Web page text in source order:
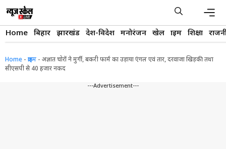
content
Home बिहार झारखंड देश-विदेश मनोरंजन खेल क्राइम शिक्षा
Home - क्राइम - अज्ञात चोरों ने मुर्गी, बकरी फार्म का उड़ाया एंगल एवं तार, दरवाजा खिड़की तथा
सीएसपी से 40 हजार नकद
---Advertisement---